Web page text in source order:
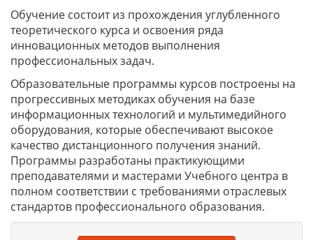
Обучение состоит из прохождения углубленного
теоретического курса и освоения ряда
инновационных методов выполнения
профессиональных задач.
Образовательные программы курсов построены на
прогрессивных методиках обучения на базе
информационных технологий и мультимедийного
оборудования, которые обеспечивают высокое
качество дистанционного получения знаний.
Программы разработаны практикующими
преподавателями и мастерами Учебного центра в
полном соответствии с требованиями отраслевых
стандартов профессионального образования.